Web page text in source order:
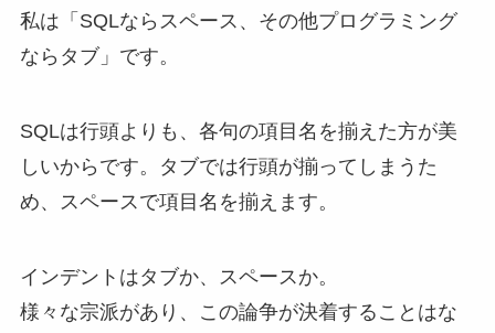
私は「SQLならスペース、その他プログラミング
ならタブ」です。
SQLは行頭よりも、各句の項目名を揃えた方が美
しいからです。タブでは行頭が揃ってしまうた
め、スペースで項目名を揃えます。
インデントはタブか、スペースか。
様々な宗派があり、この論争が決着することはな